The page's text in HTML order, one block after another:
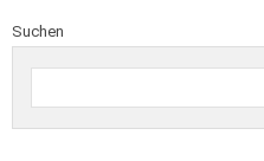
Suchen